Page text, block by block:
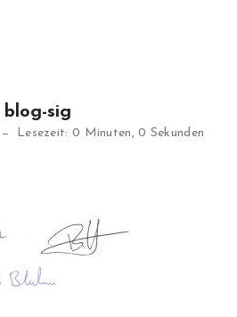
blog-sig
Lesezeit: 0 Minuten, 0 Sekunden